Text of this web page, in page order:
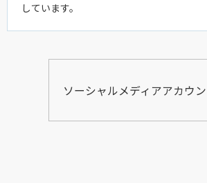
しています。
ソーシャルメディアアカウ